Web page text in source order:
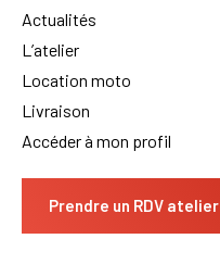
Actualités
L’atelier
Location moto
Livraison
Accéder à mon profil
Prendre un RDV atelier